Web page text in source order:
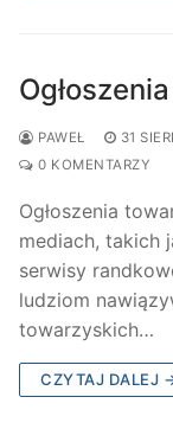
PAWEŁ 31
0 KOMENTARZY
Ogłoszenia
mediach, takich
serwisy
ludziom
towarzyskich…
CZYTAJ DALEJ